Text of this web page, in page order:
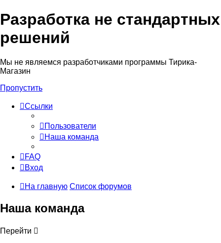
Разработка не стандартных
решений
Мы не являемся разработчиками программы Тирика-
Магазин
Пропустить
Ссылки
Пользователи
Наша команда
FAQ
Вход
На главную Список форумов
Наша команда
Перейти